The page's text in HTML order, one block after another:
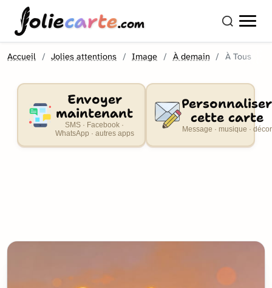
oliecarte.com
Accueil Jolies attentions Image À demain À Tous
Envoyer
maintenant
SMS · Facebook ·
WhatsApp · autres apps
Personnaliser
cette carte
Message · musique · décor